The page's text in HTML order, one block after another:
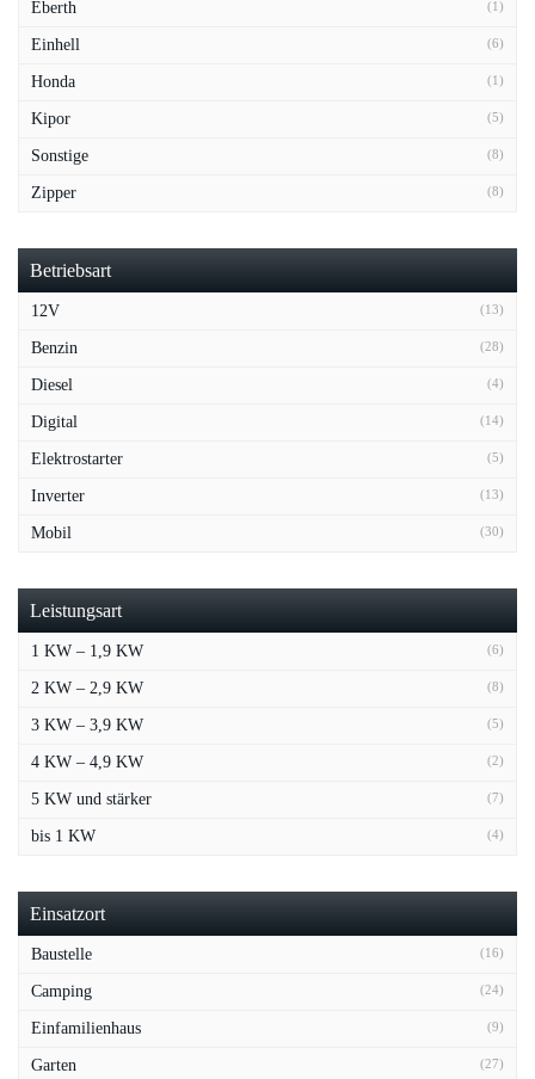
Eberth (1)
Einhell (6)
Honda (1)
Kipor (5)
Sonstige (8)
Zipper (8)
Betriebsart
12V (13)
Benzin (28)
Diesel (4)
Digital (14)
Elektrostarter (5)
Inverter (13)
Mobil (30)
Leistungsart
1 KW – 1,9 KW (6)
2 KW – 2,9 KW (8)
3 KW – 3,9 KW (5)
4 KW – 4,9 KW (2)
5 KW und stärker (7)
bis 1 KW (4)
Einsatzort
Baustelle (16)
Camping (24)
Einfamilienhaus (9)
Garten (27)